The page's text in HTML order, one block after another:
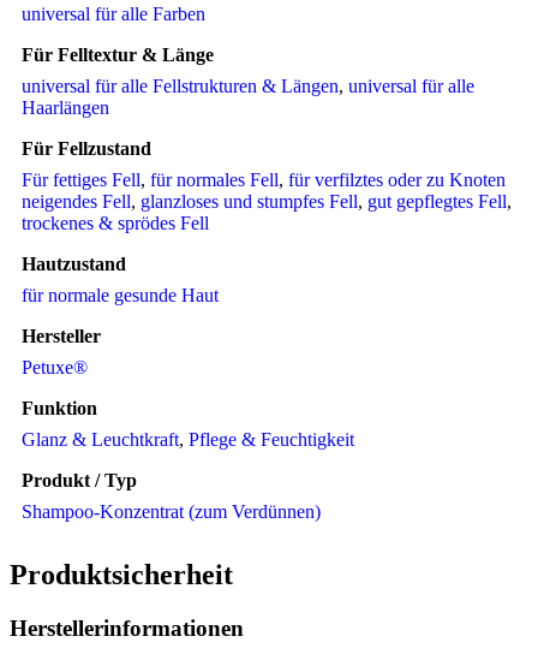
universal für alle Farben
Für Felltextur & Länge
universal für alle Fellstrukturen & Längen, universal für alle
Haarlängen
Für Fellzustand
Für fettiges Fell, für normales Fell, für verfilztes oder zu Knoten
neigendes Fell, glanzloses und stumpfes Fell, gut gepflegtes Fell,
trockenes & sprödes Fell
Hautzustand
für normale gesunde Haut
Hersteller
Petuxe®
Funktion
Glanz & Leuchtkraft, Pflege & Feuchtigkeit
Produkt / Typ
Shampoo-Konzentrat (zum Verdünnen)
Produktsicherheit
Herstellerinformationen